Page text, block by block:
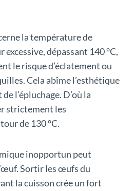
la température de
excessive, dépassant 140 °C,
le risque d’éclatement ou
Cela abîme l’esthétique
l’épluchage. D’où la
strictement les
de 130 °C.
inopportun peut
Sortir les œufs du
la cuisson crée un fort